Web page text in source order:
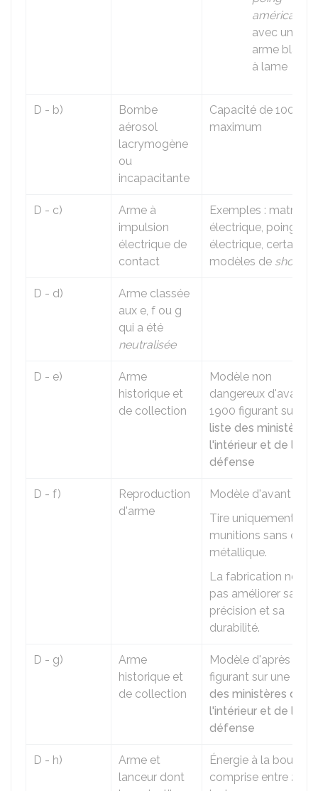
américain
avec une
arme
à lame
D - b)
Bombe
aérosol
lacrymogène
ou
incapacitante
Capacité de 100 ml
maximum
D - c)
Arme à
impulsion
électrique de
contact
Exemples :
électrique, poing
électrique, certains
modèles de shocker
D - d)
Arme classée
aux e, f ou g
qui a été
neutralisée
D - e)
Arme
historique et
de collection
Modèle non
dangereux d'avant
1900 figurant sur une
liste des ministères
l'intérieur et de la
défense
D - f)
Reproduction
d'arme
Modèle d'avant
Tire uniquement des
munitions sans étui
métallique.
La fabrication ne
pas améliorer sa
précision et sa
durabilité.
D - g)
Arme
historique et
de collection
Modèle d'après
figurant sur une
des ministères de
l'intérieur et de la
défense
D - h)
Arme et
lanceur dont
Énergie à la bouche
comprise entre 2 et